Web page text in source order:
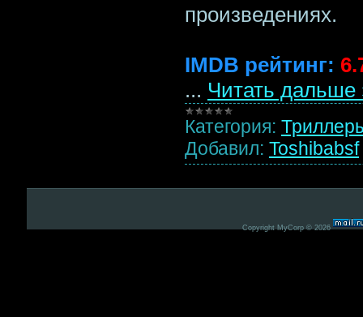
произведениях.
IMDB рейтинг:
... Читать дальше
Категория:
Добавил: Toshibabsf
Copyright MyCorp © 2026